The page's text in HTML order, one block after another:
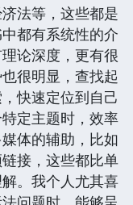
法等，这些都是
都有系统性的介
论深度，更有很
很明显，查找起
快速定位到自己
定主题时，效率
体的辅助，比如
接，这些都比单
。我个人尤其喜